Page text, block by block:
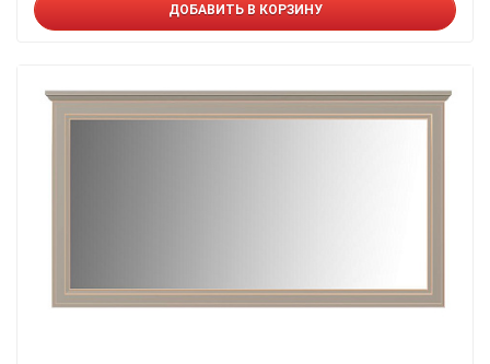
ДОБАВИТЬ В КОРЗИНУ